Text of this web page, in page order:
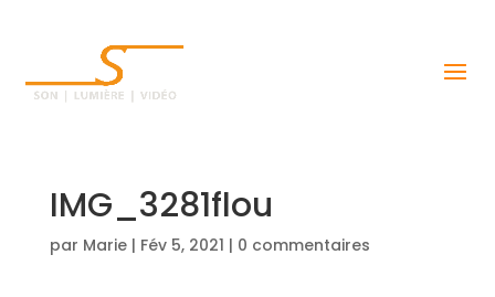
IMG_3281flou
par Marie| Fév 5, 2021 | 0 commentaires